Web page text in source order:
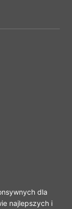
dla
najlepszych i